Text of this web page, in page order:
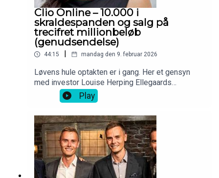
Clio Online – 10.000 i
skraldespanden og salg på
trecifret millionbeløb
(genudsendelse)
44:15 mandag den 9. februar 2026
Løvens hule optakten er i gang. Her et gensyn
med investor Louise Herping Ellegaards
iværksætterhistorie - Clio Online.
Play